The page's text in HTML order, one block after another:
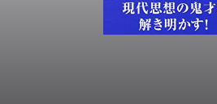
からの脱却・グロ
ナチがいる・ヨー
フィラデルフィア